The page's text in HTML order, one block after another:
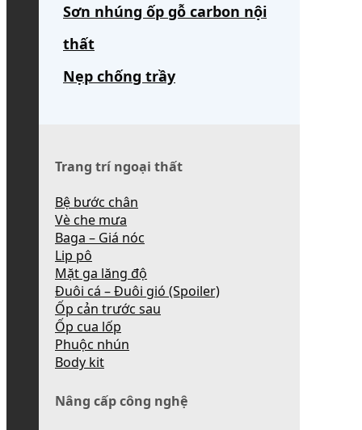
Sơn nhúng ốp gỗ carbon nội
thất
Nẹp chống trầy
Trang trí ngoại thất
Bệ bước chân
Vè che mưa
Baga – Giá nóc
Lip pô
Mặt ga lăng độ
Đuôi cá – Đuôi gió (Spoiler)
Ốp cản trước sau
Ốp cua lốp
Phuộc nhún
Body kit
Nâng cấp công nghệ